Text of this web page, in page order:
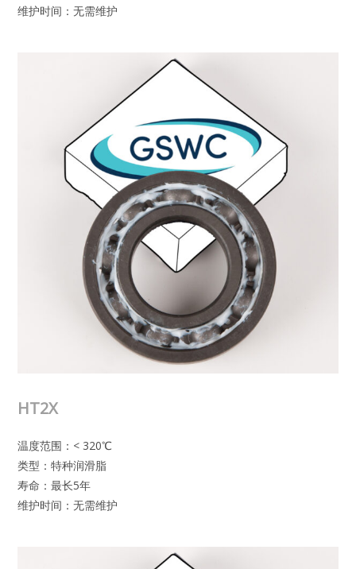
维护时间：无需维护
HT2X
温度范围：< 320℃
类型：特种润滑脂
寿命：最长5年
维护时间：无需维护